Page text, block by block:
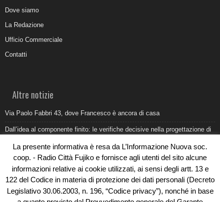
Dove siamo
La Redazione
Ufficio Commerciale
Contatti
Altre notizie
Via Paolo Fabbri 43, dove Francesco è ancora di casa
Dall’idea al componente finito: le verifiche decisive nella progettazione di
Belvedere Marittimo e il report ARPACAL 2026 sulla qualità del mare
Come organizzare e allestire una camera ardente per l’ultimo saluto
Umidità di risalita in casa, come riconoscere i segnali veri
La presente informativa è resa da L’Informazione Nuova soc.
coop. - Radio Città Fujiko e fornisce agli utenti del sito alcune
informazioni relative ai cookie utilizzati, ai sensi degli artt. 13 e
122 del Codice in materia di protezione dei dati personali (Decreto
Legislativo 30.06.2003, n. 196, “Codice privacy”), nonché in base